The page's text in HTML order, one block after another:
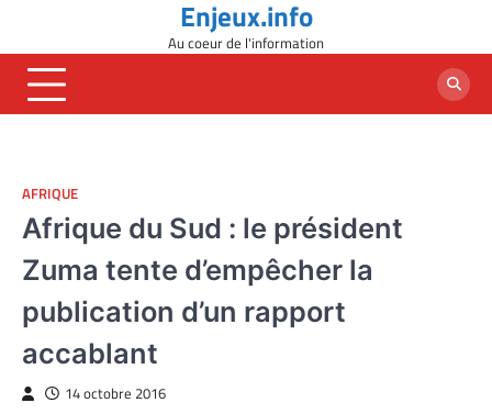
content
Enjeux.info
Au coeur de l'information
AFRIQUE
Afrique du Sud : le président
Zuma tente d’empêcher la
publication d’un rapport
accablant
14 octobre 2016